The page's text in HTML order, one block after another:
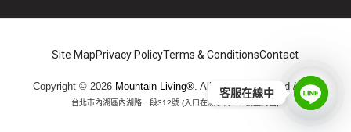
Copyright © 2026 Mountain Living®. All Rights Reserved / 地址:
台北市內湖區內湖路一段312號 (入口在洲子街116號正對面)
Site MapPrivacy PolicyTerms & ConditionsContact
客服在線中